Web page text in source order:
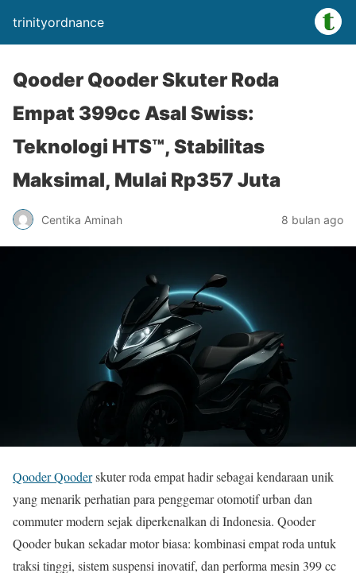
trinityordnance
Qooder Qooder Skuter Roda
Empat 399cc Asal Swiss:
Teknologi HTS™, Stabilitas
Maksimal, Mulai Rp357 Juta
Centika Aminah 8 bulan ago
Qooder Qooderskuter roda empat hadir sebagai kendaraan unik
yang menarik perhatian para penggemar otomotif urban dan
commuter modern sejak diperkenalkan di Indonesia. Qooder
Qooder bukan sekadar motor biasa: kombinasi empat roda untuk
traksi tinggi, sistem suspensi inovatif, dan performa mesin 399 cc